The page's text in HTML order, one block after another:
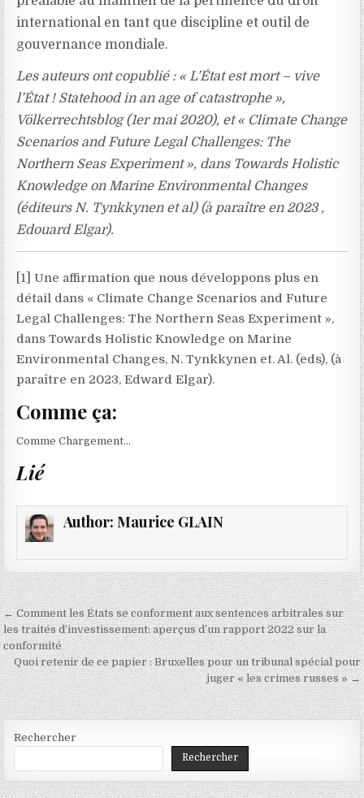
international en tant que discipline et outil de
gouvernance mondiale.
Les auteurs ont copublié : « L’État est mort – vive
l’État ! Statehood in an age of catastrophe »,
Völkerrechtsblog (1er mai 2020), et « Climate Change
Scenarios and Future Legal Challenges: The
Northern Seas Experiment », dans Towards Holistic
Knowledge on Marine Environmental Changes
(éditeurs N. Tynkkynen et al) (à paraître en 2023 ,
Edouard Elgar).
[1] Une affirmation que nous développons plus en
détail dans « Climate Change Scenarios and Future
Legal Challenges: The Northern Seas Experiment »,
dans Towards Holistic Knowledge on Marine
Environmental Changes, N. Tynkkynen et. Al. (eds), (à
paraître en 2023, Edward Elgar).
Comme ça:
Comme Chargement…
Lié
Author: Maurice GLAIN
Navigation
de
l’article
← Comment les États se conforment aux sentences arbitrales sur
les traités d’investissement: aperçus d’un rapport 2022 sur la
conformité
Quoi retenir de ce papier : Bruxelles pour un tribunal spécial pour
juger « les crimes russes » →
Rechercher
Rechercher